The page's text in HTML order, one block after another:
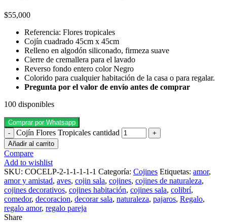
$55,000
Referencia: Flores tropicales
Cojín cuadrado 45cm x 45cm
Relleno en algodón siliconado, firmeza suave
Cierre de cremallera para el lavado
Reverso fondo entero color Negro
Colorido para cualquier habitación de la casa o para regalar.
Pregunta por el valor de envío antes de comprar
100 disponibles
Comprar por Whatsapp
Cojín Flores Tropicales cantidad
Añadir al carrito
Compare
Add to wishlist
SKU: COCELP-2-1-1-1-1-1 Categoría: Cojines Etiquetas: amor,
amor y amistad, aves, cojin sala, cojines, cojines de naturaleza,
cojines decorativos, cojines habitación, cojines sala, colibrí,
comedor, decoracion, decorar sala, naturaleza, pajaros, Regalo,
regalo amor, regalo pareja
Share